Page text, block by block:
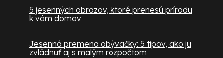
5 jesenných obrazov, ktoré prenesú prírodu
k vám domov
Jesenná premena obývačky: 5 tipov, ako ju
zvládnuť aj s malým rozpočtom